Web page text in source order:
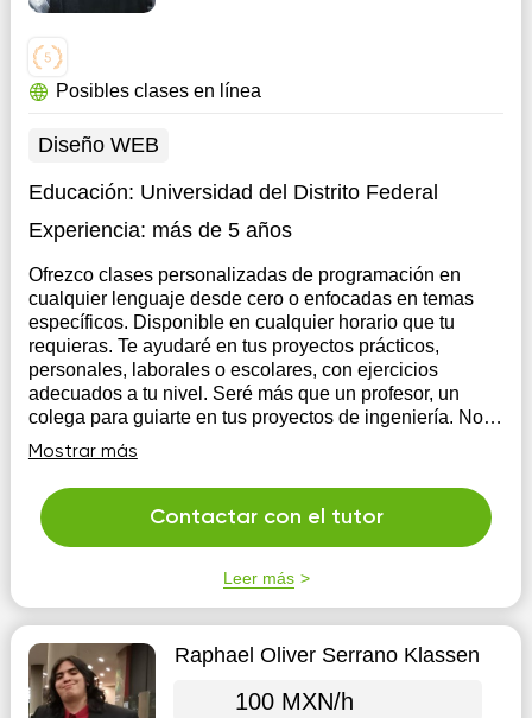
Posibles clases en línea
Diseño WEB
Educación: Universidad del Distrito Federal
Experiencia: más de 5 años
Ofrezco clases personalizadas de programación en
cualquier lenguaje desde cero o enfocadas en temas
específicos. Disponible en cualquier horario que tu
requieras. Te ayudaré en tus proyectos prácticos,
personales, laborales o escolares, con ejercicios
adecuados a tu nivel. Seré más que un profesor, un
colega para guiarte en tus proyectos de ingeniería. No lo
dudes mas manda mensaje ya
Mostrar más
Contactar con el tutor
Leer más
Raphael Oliver Serrano Klassen
100 MXN/h